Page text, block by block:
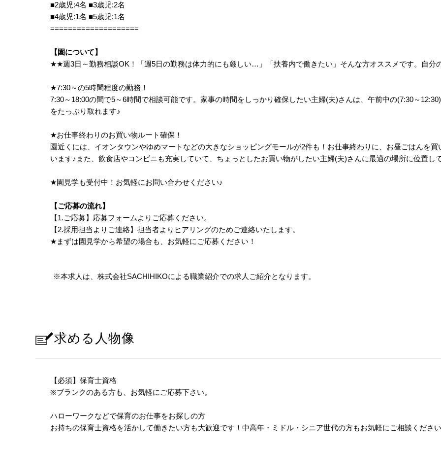
■2歳児:4名 ■3歳児:2名
■4歳児:1名 ■5歳児:1名
====================
【園について】
★★週3日～勤務相談OK！「週5日の勤務は体力的にも厳しい…」「扶養内で働きたい」そんな方オススメです。自分
★7:30～の5時間程度の勤務！
7:30～18:00の間で5～6時間で相談可能です。家事の時間をしっかり確保したい主婦(夫)さんは、午前中の(7:30～
をたっぷり取れます♪
★お仕事終わりのお買い物ルート確保！
園近くには、イオンタウンやゆめマートなどの大きなショッピングモールが2件も！お仕事終わりに、お昼ごはんを
います♪ また、飲食店やコンビニも充実していて、ちょっとしたお買い物がしたい主婦(夫)さんに最適の場所に位置し
★園見学も受付中！お気軽にお問い合わせください♪
【ご応募の流れ】
【1.ご応募】応募フォームよりご応募ください。
【2.採用担当よりご連絡】担当者よりヒアリングのためご連絡いたします。
★ まずは園見学から希望の場合も、お気軽にご応募ください！
※本求人は、株式会社SACHIHIKOによる職業紹介での求人ご紹介となります。
求める人物像
【必須】保育士資格
※ブランクのある方も、お気軽にご応募下さい。
ハローワークなどで保育のお仕事をお探しの方
お持ちの保育士資格を活かして働きたい方も大歓迎です！中高年・ミドル・シニア世代の方もお気軽にご相談ください